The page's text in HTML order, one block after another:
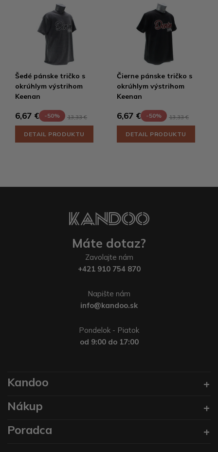
Šedé pánske tričko s
okrúhlym výstrihom
Keenan
6,67 € -50% 13,33 €
DETAIL PRODUKTU
Čierne pánske tričko s
okrúhlym výstrihom
Keenan
6,67 € -50% 13,33 €
DETAIL PRODUKTU
Máte dotaz?
Zavolajte nám
+421 910 754 870
Napište nám
info@kandoo.sk
Pondelok - Piatok
od 9:00 do 17:00
Kandoo
Nákup
Poradca